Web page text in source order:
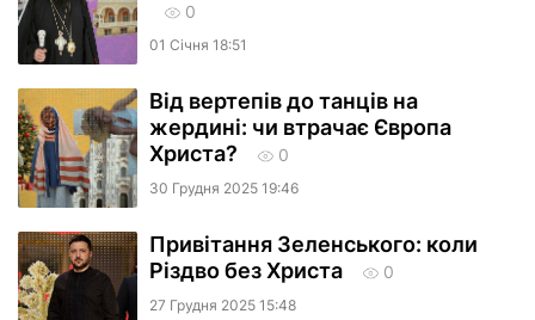
0
01 Сiчня 18:51
Від вертепів до танців на
жердині: чи втрачає Європа
Христа?
0
30 Грудня 2025 19:46
Привітання Зеленського: коли
Різдво без Христа
0
27 Грудня 2025 15:48